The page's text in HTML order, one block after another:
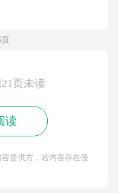
页未读
读
提供方，若内容存在侵